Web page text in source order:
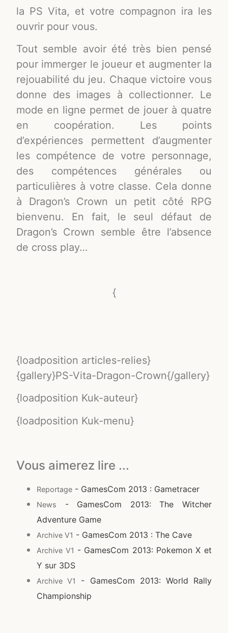
la PS Vita, et votre compagnon ira les
ouvrir pour vous.
Tout semble avoir été très bien pensé
pour immerger le joueur et augmenter la
rejouabilité du jeu. Chaque victoire vous
donne des images à collectionner. Le
mode en ligne permet de jouer à quatre
en coopération. Les points
d’expériences permettent d’augmenter
les compétence de votre personnage,
des compétences générales ou
particulières à votre classe. Cela donne
à Dragon’s Crown un petit côté RPG
bienvenu. En fait, le seul défaut de
Dragon’s Crown semble être l’absence
de cross play…
{
{loadposition articles-relies}
{gallery}PS-Vita-Dragon-Crown{/gallery}
{loadposition Kuk-auteur}
{loadposition Kuk-menu}
Vous aimerez lire ...
Reportage - GamesCom 2013 : Gametracer
News
- GamesCom 2013: The Witcher
Adventure Game
Archive V1 - GamesCom 2013 : The Cave
Archive V1 - GamesCom 2013: Pokemon X et
Y sur 3DS
Archive V1
- GamesCom 2013: World Rally
Championship